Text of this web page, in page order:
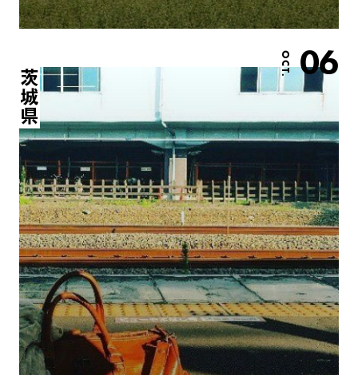
OCT. 06
茨城県